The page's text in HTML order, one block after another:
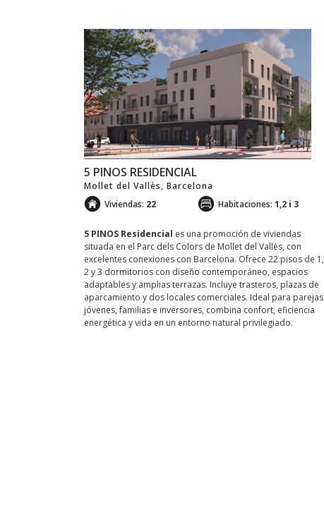
5 PINOS RESIDENCIAL
Mollet del Vallès, Barcelona
Viviendas: 22 Habitaciones: 1,2 i 3
5 PINOS Residencial es una promoción de viviendas
situada en el Parc dels Colors de Mollet del Vallès, con
excelentes conexiones con Barcelona. Ofrece 22 pisos de 1,
2 y 3 dormitorios con diseño contemporáneo, espacios
adaptables y amplias terrazas. Incluye trasteros, plazas de
aparcamiento y dos locales comerciales. Ideal para parejas
jóvenes, familias e inversores, combina confort, eficiencia
energética y vida en un entorno natural privilegiado.